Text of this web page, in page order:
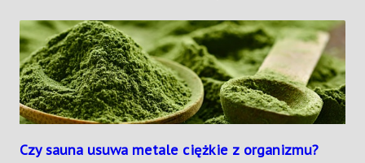
–
Niezwykła
Przyprawa
Na
Zwykłe
Dolegliwości?
Czy sauna usuwa metale ciężkie z organizmu?